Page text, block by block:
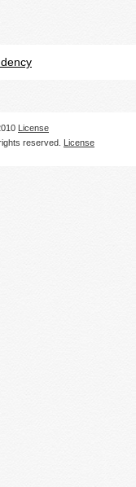
License
reserved. License